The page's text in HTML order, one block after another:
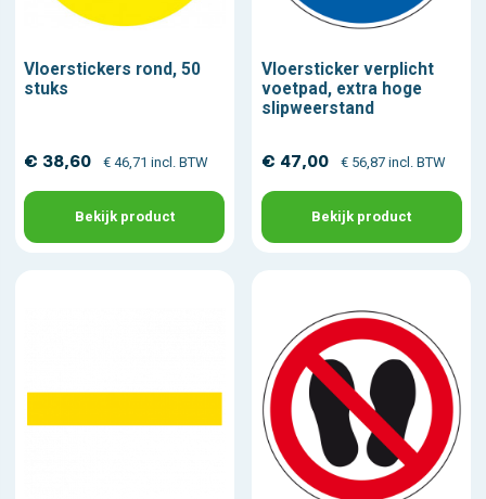
Vloerstickers rond, 50
stuks
€ 38,60 € 46,71 incl. BTW
Bekijk product
Vloersticker verplicht
voetpad, extra hoge
slipweerstand
€ 47,00 € 56,87 incl. BTW
Bekijk product